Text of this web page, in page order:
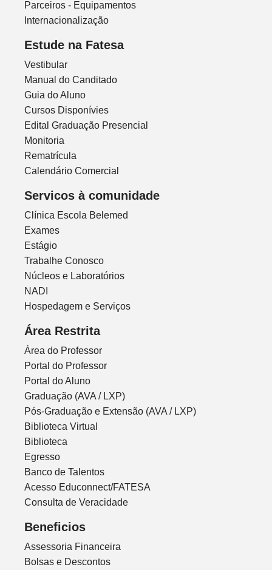
Parceiros - Equipamentos
Internacionalização
Estude na Fatesa
Vestibular
Manual do Canditado
Guia do Aluno
Cursos Disponívies
Edital Graduação Presencial
Monitoria
Rematrícula
Calendário Comercial
Servicos à comunidade
Clínica Escola Belemed
Exames
Estágio
Trabalhe Conosco
Núcleos e Laboratórios
NADI
Hospedagem e Serviços
Área Restrita
Área do Professor
Portal do Professor
Portal do Aluno
Graduação (AVA / LXP)
Pós-Graduação e Extensão (AVA / LXP)
Biblioteca Virtual
Biblioteca
Egresso
Banco de Talentos
Acesso Educonnect/FATESA
Consulta de Veracidade
Beneficios
Assessoria Financeira
Bolsas e Descontos